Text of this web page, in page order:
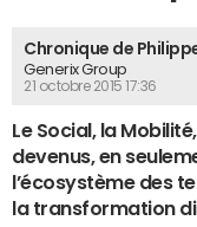
Chronique de
Generix Group
21 octobre 2015 17:36
Le Social, la
devenus, en
l’écosystème des
la transformation